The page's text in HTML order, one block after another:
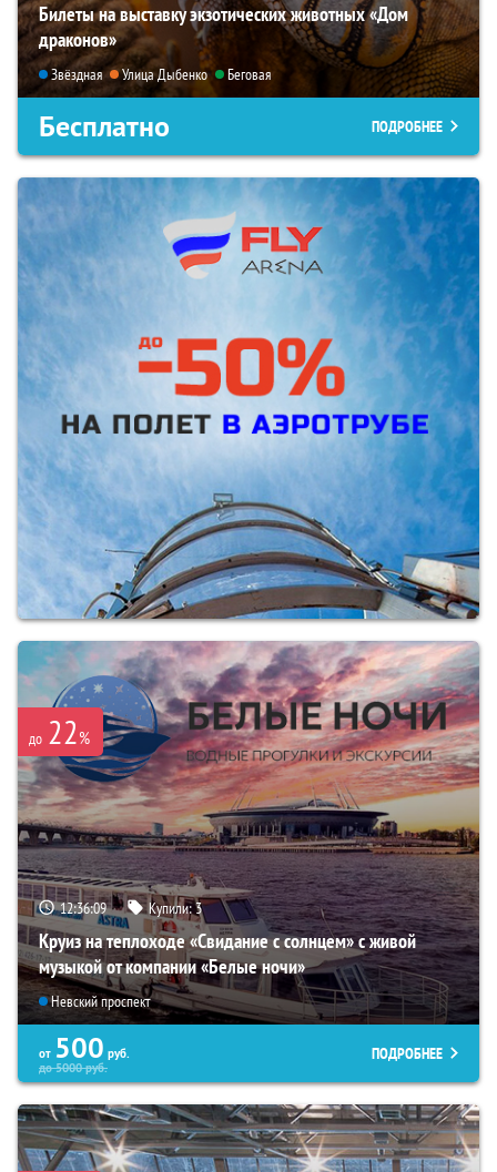
Билеты на выставку экзотических животных «Дом
драконов»
Звёздная Улица Дыбенко Беговая
Бесплатно ПОДРОБНЕЕ
до 22%
12:36:07 Купили:3
Круиз на теплоходе «Свидание с солнцем» с живой
музыкой от компании «Белые ночи»
Невский проспект
от 500 руб.
до5000руб.
ПОДРОБНЕЕ